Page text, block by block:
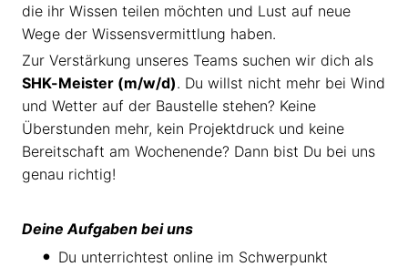
die ihr Wissen teilen möchten und Lust auf neue
Wege der Wissensvermittlung haben.
Zur Verstärkung unseres Teams suchen wir dich als
SHK-Meister (m/w/d). Du willst nicht mehr bei Wind
und Wetter auf der Baustelle stehen? Keine
Überstunden mehr, kein Projektdruck und keine
Bereitschaft am Wochenende? Dann bist Du bei uns
genau richtig!
Deine Aufgaben bei uns
Du unterrichtest online im Schwerpunkt